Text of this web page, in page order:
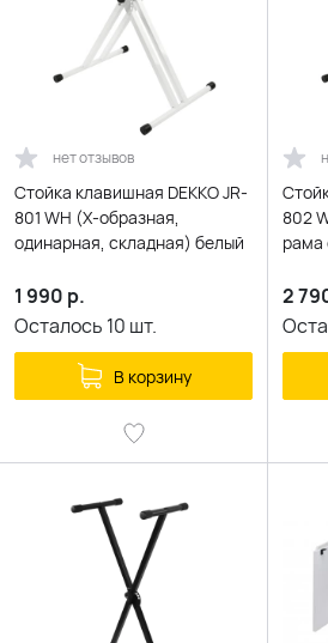
нет отзывов
Стойка клавишная DEKKO JR-
801 WH (X-образная,
одинарная, складная) белый
1 990 р.
Осталось 10 шт.
В корзину
802
рама
2